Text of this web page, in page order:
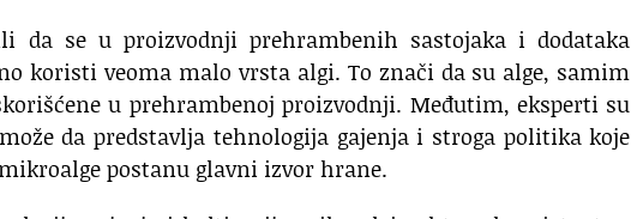
da se u proizvodnji prehrambenih sastojaka i dodataka
koristi veoma malo vrsta algi. To znači da su alge, samim
u prehrambenoj proizvodnji. Međutim, eksperti su
da predstavlja tehnologija gajenja i stroga politika koje
postanu glavni izvor hrane.